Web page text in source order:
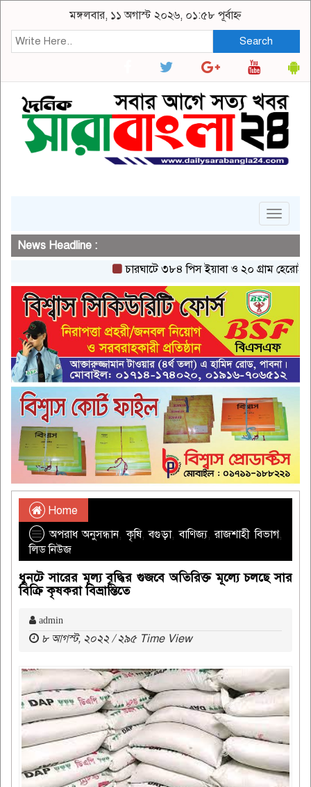
মঙ্গলবার, ১১ অগাস্ট ২০২৬, ০১:৫৮ পূর্বাহ্ন
Search
Toggle
News Headline :
চারঘাটে ৩৮৪ পিস ইয়াবা ও ২০ গ্রাম হেরোইনসহ
Home
অপরাধ অনুসন্ধান,কৃষি,বগুড়া,বাণিজ্য,রাজশাহী বিভাগ,
লিড নিউজ
ধুনটে সারের মূল্য বৃদ্ধির গুজবে অতিরিক্ত মূল্যে চলছে সার
বিক্রি কৃষকরা বিভ্রান্তিতে
admin
৮ আগস্ট, ২০২২ / ২৯৫ Time View